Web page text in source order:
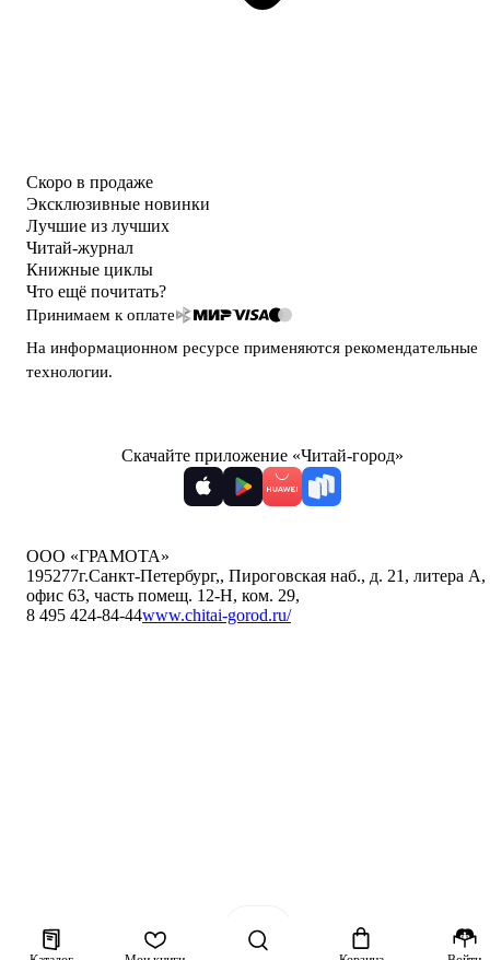
Скоро в продаже
Эксклюзивные новинки
Лучшие из лучших
Читай-журнал
Книжные циклы
Что ещё почитать?
Принимаем к оплате
На информационном ресурсе применяются рекомендательные
технологии.
Скачайте приложение «Читай-город»
ООО «ГРАМОТА»
195277г.Санкт-Петербург,, Пироговская наб., д. 21, литера А,
офис 63, часть помещ. 12-Н, ком. 29,
8 495 424-84-44www.chitai-gorod.ru/